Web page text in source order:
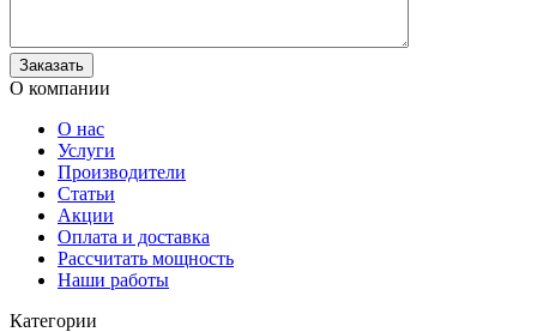
О компании
О нас
Услуги
Производители
Статьи
Акции
Оплата и доставка
Рассчитать мощность
Наши работы
Категории